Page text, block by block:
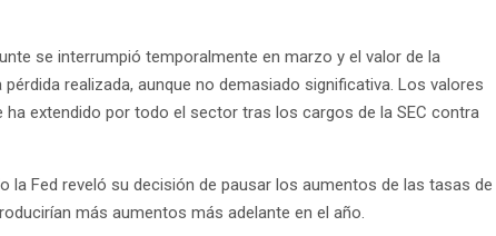
se interrumpió temporalmente en marzo y el valor de la
realizada, aunque no demasiado significativa. Los valores
extendido por todo el sector tras los cargos de la SEC contra
la Fed reveló su decisión de pausar los aumentos de las tasas de
más aumentos más adelante en el año.